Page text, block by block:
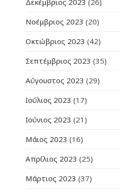
Νοέμβριος 2023 (20)
Οκτώβριος 2023 (42)
Σεπτέμβριος 2023 (35)
Αύγουστος 2023 (29)
Ιούλιος 2023 (17)
Ιούνιος 2023 (21)
Μάιος 2023 (16)
Απρίλιος 2023 (25)
Μάρτιος 2023 (37)